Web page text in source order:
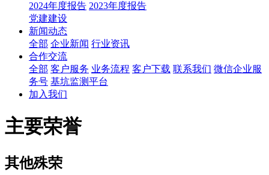
2024年度报告 2023年度报告
党建建设
新闻动态
全部 企业新闻 行业资讯
合作交流
全部 客户服务 业务流程 客户下载 联系我们 微信企业服
务号 基坑监测平台
加入我们
主要荣誉
其他殊荣